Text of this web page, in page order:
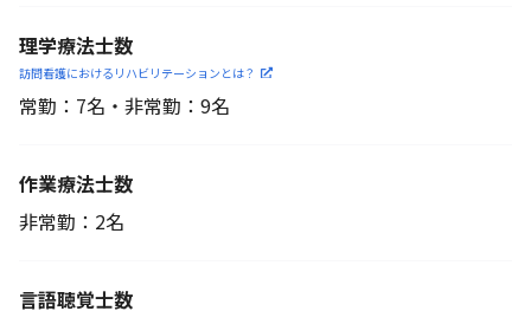
理学療法士数
訪問看護におけるリハビリ テーションとは？
常勤：7名・非常勤：9名
作業療法士数
非常勤：2名
言語聴覚士数